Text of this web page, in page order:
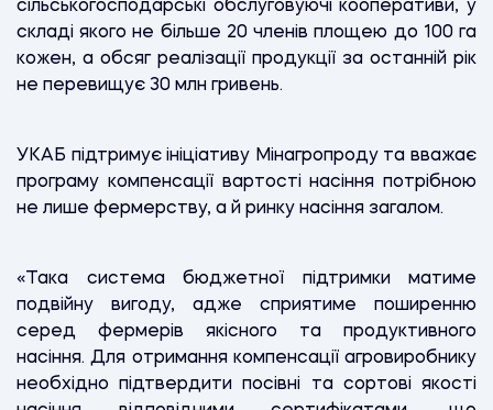
сільськогосподарські обслуговуючі кооперативи, у
складі якого не більше 20 членів площею до 100 га
кожен, а обсяг реалізації продукції за останній рік
не перевищує 30 млн гривень.
УКАБ підтримує ініціативу Мінагропроду та вважає
програму компенсації вартості насіння потрібною
не лише фермерству, а й ринку насіння загалом.
«Така система бюджетної підтримки матиме
подвійну вигоду, адже сприятиме поширенню
серед фермерів якісного та продуктивного
насіння. Для отримання компенсації агровиробнику
необхідно підтвердити посівні та сортові якості